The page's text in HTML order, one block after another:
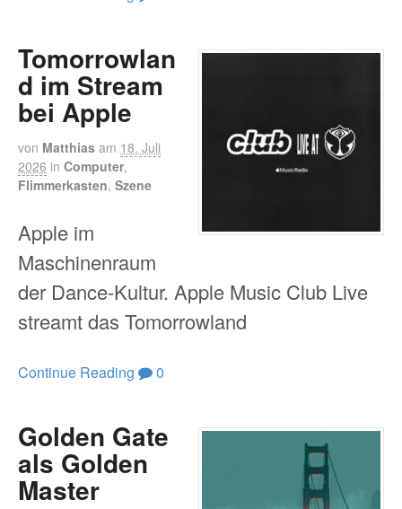
Tomorrowlan
d im Stream
bei Apple
von Matthias am 18. Juli
2026 in Computer,
Flimmerkasten, Szene
Apple im
Maschinenraum
der Dance-Kultur. Apple Music Club Live
streamt das Tomorrowland
Continue Reading 0
Golden Gate
als Golden
Master